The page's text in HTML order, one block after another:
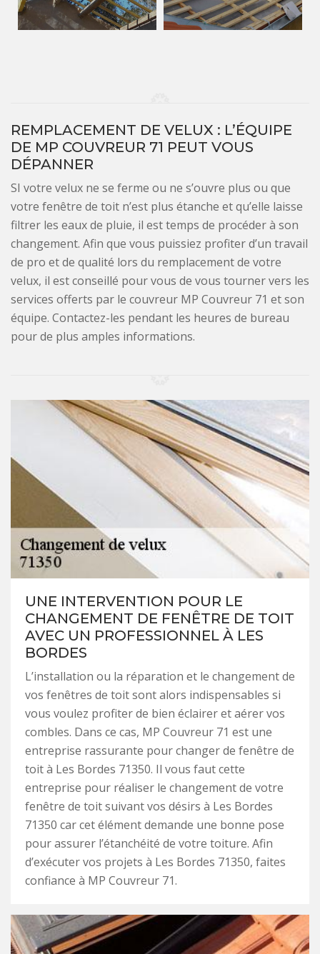
REMPLACEMENT DE VELUX : L’ÉQUIPE
DE MP COUVREUR 71 PEUT VOUS
DÉPANNER
SI votre velux ne se ferme ou ne s’ouvre plus ou que
votre fenêtre de toit n’est plus étanche et qu’elle laisse
filtrer les eaux de pluie, il est temps de procéder à son
changement. Afin que vous puissiez profiter d’un travail
de pro et de qualité lors du remplacement de votre
velux, il est conseillé pour vous de vous tourner vers les
services offerts par le couvreur MP Couvreur 71 et son
équipe. Contactez-les pendant les heures de bureau
pour de plus amples informations.
UNE INTERVENTION POUR LE
CHANGEMENT DE FENÊTRE DE TOIT
AVEC UN PROFESSIONNEL À LES
BORDES
L’installation ou la réparation et le changement de
vos fenêtres de toit sont alors indispensables si
vous voulez profiter de bien éclairer et aérer vos
combles. Dans ce cas, MP Couvreur 71 est une
entreprise rassurante pour changer de fenêtre de
toit à Les Bordes 71350. Il vous faut cette
entreprise pour réaliser le changement de votre
fenêtre de toit suivant vos désirs à Les Bordes
71350 car cet élément demande une bonne pose
pour assurer l’étanchéité de votre toiture. Afin
d’exécuter vos projets à Les Bordes 71350, faites
confiance à MP Couvreur 71.